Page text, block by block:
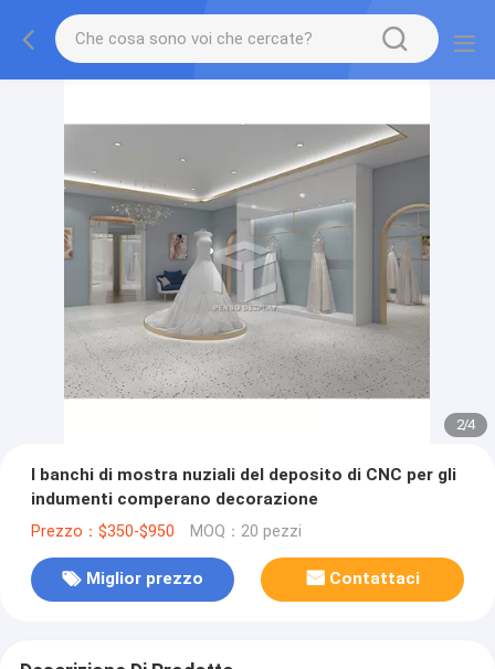
2/4
I banchi di mostra nuziali del deposito di CNC per gli
indumenti comperano decorazione
Prezzo：$350-$950 MOQ：20 pezzi
Miglior prezzo Contattaci